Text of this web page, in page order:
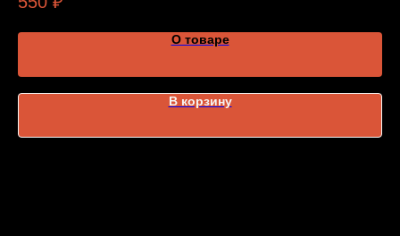
О товаре
В корзину